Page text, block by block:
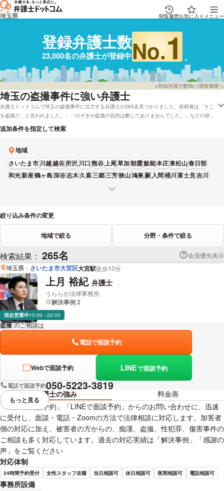
埼玉県 閲覧履歴お気に入り メニュー
登録弁護士数
23,000名の弁護士が登録中No.1
※登録弁護士数No.1調査概要へ
埼玉の盗撮事件に強い弁護士
弁護士ドットコムで埼玉の盗撮事件に注力する弁護士が265名見つかりました。依頼者は「そこ
を盗撮だ、と言われました。」「のぞきや盗撮の目的は断じてありませんでした。」などの状況
にあります。弁護士ドットコムでは無料の法律相談「みんなの法律相談」に回答している埼玉の
弁護士や弁護士費用を後払いで受け付けしてくれる弁護士といった様々なニーズ別で調べること
ど、埼玉周辺の法律事務所、弁護士を料金で検討したい」などの依頼にも応えることができま
す。弁護士の中には「素早く動くこと/捜査の進み方、刑事手続きの進み方について丁寧に説明
すること/可能な限り今後の見通しを伝えることを心がけて案件に取り組んでおります。」と
おっしゃる方もおります。盗撮事件に悩んでいる方は弁護士ドットコムに登録全弁護士22,835
人の中から、報酬基準や能力などの条件を踏まえて、希望に適した弁護士に問合せをしてみてく
追加条件を指定して検索
地域
さいたま市川越越谷所沢川口熊谷上尾草加朝霞飯能本庄東松山春日部
和光新座鶴ヶ島深谷志木久喜三郷三芳狭山鴻巣蕨入間桶川富士見吉川
絞り込み条件の変更
地域で絞る 分野・条件で絞る
検索結果： 265名 会員優先表示
埼玉県 さいたま市大宮区大宮駅徒歩10分
上月 裕紀 弁護士
うららか法律事務所
解決事例 2
現在営業中10:00 - 22:00
盗撮 のご相談は
電話で面談予約
Webで面談予約 LINEで面談予約
電話で面談予約050-5223-3819
弁護士の強み
料金表
「Webで面談予約」「LINEで面談予約」からのお問い合わせに、迅速
に受付し、面談・電話・Zoomの方法で法律相談に対応します。加害者
側の対応に加え、被害者の方からの、痴漢、盗撮、性犯罪、傷害事件の
ご相談も多く対応しています。過去の対応実績は「解決事例」「感謝の
声」をご覧ください
対応体制
24時間予約受付 女性スタッフ在籍 当日相談可 休日相談可 夜間相談可 電話相談可
事務所設備
視覚的に省略されている要素を
もっと見る